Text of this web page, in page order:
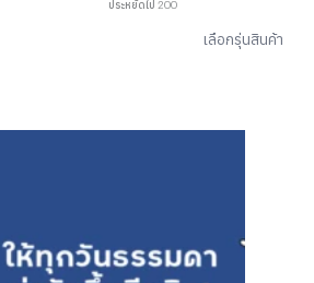
ประหยัดไป 200
เลือกรุ่นสินค้า